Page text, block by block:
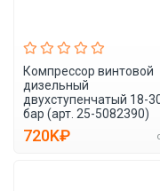
Компрессор винтовой
дизельный
двухступенчатый 18-
бар (арт. 25-5082390)
720K₽